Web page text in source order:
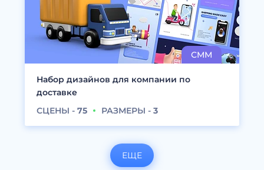
Набор дизайнов для компании по
доставке
СЦЕНЫ - 75 РАЗМЕРЫ - 3
ЕЩЕ